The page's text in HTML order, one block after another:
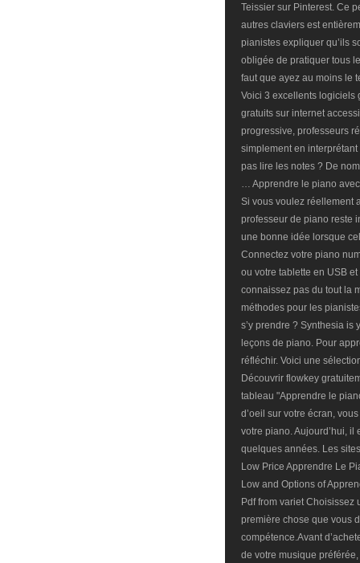
Teissier sur Pinterest. Ce
autres claviers est
pianistes expliquer qu’ils
obligée de pratiquer tous
faut que ayez au moins le
Voici 3 excellents logiciels
gratuits sur internet
progressive, professeurs
simplement en
pas lire les notes ? De
… Apprendre le piano
Si vous voulez réellement
professeur de piano reste
une bonne idée lorsque
Connectez votre piano
ou votre tablette en USB
connaissez pas du tout la
méthodes pour les
s’y prendre ? Synthesia is
leçons de piano. Pour
réfléchir. Voici une
Découvrir flowkey
tableau "Apprendre le
d’oeil sur votre écran,
votre piano. Aujourd’hui, il
quelques années. Les
Low Price Apprendre Le
Low and Options of
Pdf from variet
première chose que vous
compétence.Avant
de votre musique